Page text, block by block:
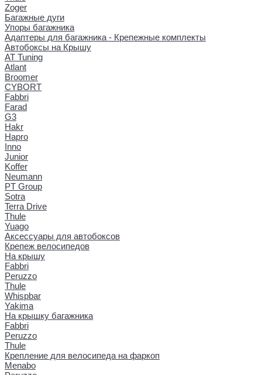
Zoger
Багажные дуги
Упоры багажника
Адаптеры для багажника - Крепежные комплекты
Автобоксы на Крышу
AT Tuning
Atlant
Broomer
CYBORT
Fabbri
Farad
G3
Hakr
Hapro
Inno
Junior
Koffer
Neumann
PT Group
Sotra
Terra Drive
Thule
Yuago
Аксессуары для автобоксов
Крепеж велосипедов
На крышу
Fabbri
Peruzzo
Thule
Whispbar
Yakima
На крышку багажника
Fabbri
Peruzzo
Thule
Крепление для велосипеда на фаркоп
Menabo